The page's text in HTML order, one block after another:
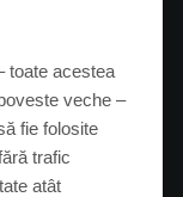
toate acestea
veche –
fie folosite
trafic
atât